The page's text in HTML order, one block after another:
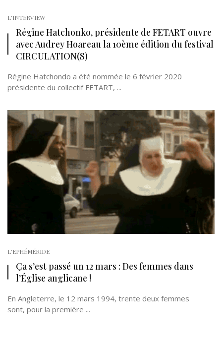
L'INTERVIEW
Régine Hatchonko, présidente de FETART ouvre
avec Audrey Hoareau la 10ème édition du festival
CIRCULATION(S)
Régine Hatchondo a été nommée le 6 février 2020
présidente du collectif FETART, ...
L'EPHÉMÉRIDE
Ça s’est passé un 12 mars : Des femmes dans
l’Église anglicane !
En Angleterre, le 12 mars 1994, trente deux femmes
sont, pour la première ...